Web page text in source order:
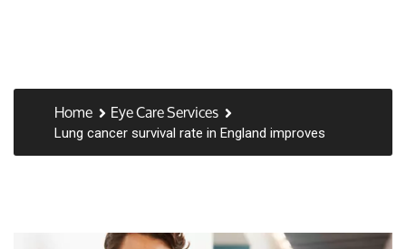
Home Eye Care Services
Lung cancer survival rate in England improves